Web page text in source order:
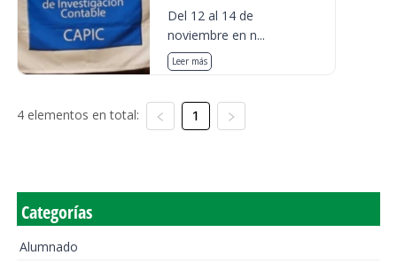
Del 12 al 14 de
noviembre en n...
Leer más
4 elementos en total: 1
Categorías
Alumnado